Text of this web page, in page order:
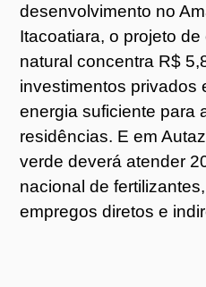
desenvolvimento no
Itacoatiara, o projeto
natural concentra R$
investimentos privados
energia suficiente para
residências. E em
verde deverá atender
nacional de
empregos diretos e